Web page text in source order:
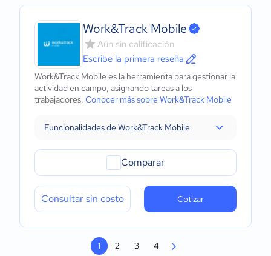
Work&Track Mobile
Aún sin calificación
Escribe la primera reseña
Work&Track Mobile es la herramienta para gestionar la
actividad en campo, asignando tareas a los
trabajadores. Conocer más sobre Work&Track Mobile
Funcionalidades de Work&Track Mobile
Comparar
Consultar sin costo Cotizar
1 2 3 4